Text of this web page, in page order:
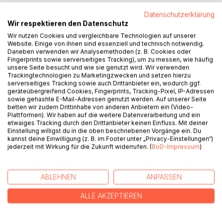
Titel bewerten
BESCHREIBUNG
Die 30-jährige Stella und der 20 Jahre ältere Physiker Luc
leben seit Stellas früher Jugend zusammen. Einst als
Hoffnungsträger der theoretischen Physik anerkannt,
verliert sich Luc über die Jahre in haltlosen Theorien, die
sein berufliches Scheitern begründen. In abwegigen
schrittweise von der Wirklichkeit. Als sich dieser Zustand
auch auf seine emotionale Ebene überträgt, findet er
zwischen Aberglaube, Wahnvorstellungen und genialen
Ideen eine Konstante in seinem Leben: die Sprecherin der
Datenschutzerklärung
Wir respektieren den Datenschutz
Wir nutzen Cookies und vergleichbare Technologien auf unserer
Website. Einige von ihnen sind essenziell und technisch notwendig.
Daneben verwenden wir Analysemethoden (z. B. Cookies oder
Fingerprints sowie serverseitiges Tracking), um zu messen, wie häufig
unsere Seite besucht und wie sie genutzt wird. Wir verwenden
Trackingtechnologien zu Marketingzwecken und setzen hierzu
serverseitiges Tracking sowie auch Drittanbieter ein, wodurch ggf.
geräteübergreifend Cookies, Fingerprints, Tracking-Pixel, IP-Adressen
sowie gehashte E-Mail-Adressen genutzt werden. Auf unserer Seite
betten wir zudem Drittinhalte von anderen Anbietern ein (Video-
Plattformen). Wir haben auf die weitere Datenverarbeitung und ein
etwaiges Tracking durch den Drittanbieter keinen Einfluss. Mit deiner
Einstellung willigst du in die oben beschriebenen Vorgänge ein. Du
kannst deine Einwilligung (z. B. im Footer unter „Privacy-Einstellungen“)
jederzeit mit Wirkung für die Zukunft widerrufen. (BoD-Impressum)
ABLEHNEN ANPASSEN
ALLE AKZEPTIEREN